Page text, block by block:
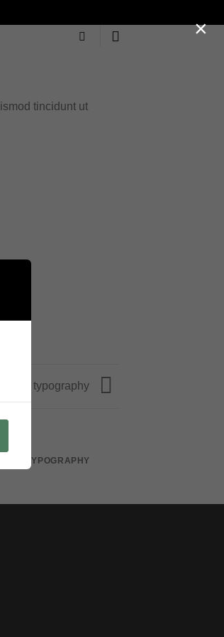
tincidunt ut
typography
TYPOGRAPHY
×